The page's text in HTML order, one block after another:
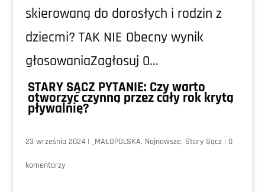
skierowaną do dorosłych i rodzin z
dziecmi? TAK NIE Obecny wynik
głosowaniaZagłosuj 0...
STARY SĄCZ PYTANIE: Czy warto
otworzyć czynną przez cały rok krytą
pływalnię?
23 września 2024| _MAŁOPOLSKA, Najnowsze, Stary Sącz| 0
komentarzy